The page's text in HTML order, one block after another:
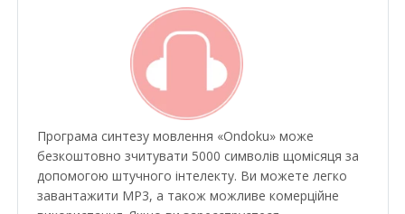
Програма синтезу мовлення «Ondoku» може
безкоштовно зчитувати 5000 символів щомісяця за
допомогою штучного інтелекту. Ви можете легко
завантажити MP3, а також можливе комерційне